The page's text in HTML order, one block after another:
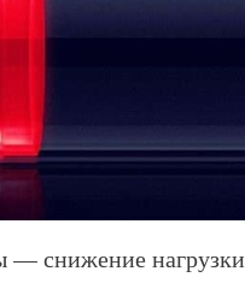
снижение